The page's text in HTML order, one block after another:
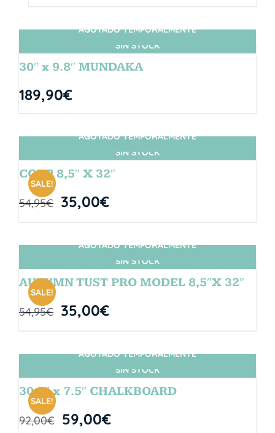
SIN STOCK
AGOTADO TEMPORALMENTE
30″ x 9.8″ MUNDAKA
189,90€
SIN STOCK
SALE!
AGOTADO TEMPORALMENTE
CORP 8,5″ X 32″
54,95€ 35,00€
SIN STOCK
SALE!
AGOTADO TEMPORALMENTE
AUTUMN TUST PRO MODEL 8,5″X 32″
54,95€ 35,00€
SIN STOCK
SALE!
AGOTADO TEMPORALMENTE
30.5″ x 7.5″ CHALKBOARD
92,00€ 59,00€